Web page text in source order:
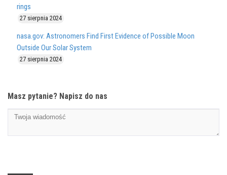
rings
27 sierpnia 2024
nasa.gov: Astronomers Find First Evidence of Possible Moon
Outside Our Solar System
27 sierpnia 2024
Masz pytanie? Napisz do nas